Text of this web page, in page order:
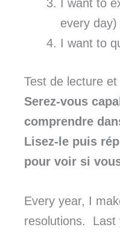
I want to
every day)
I want to
Test de lecture
Serez-vous
comprendre
Lisez-le puis
pour voir si
Every year, I
resolutions. Last